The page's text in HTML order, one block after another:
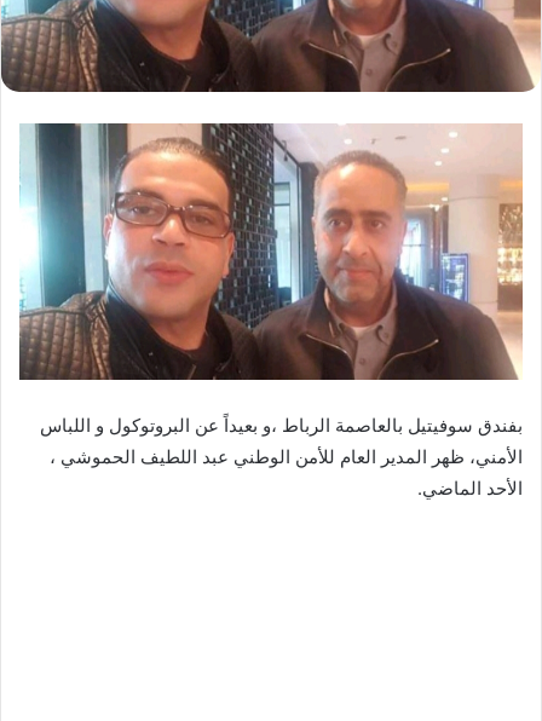
بفندق سوفيتيل بالعاصمة الرباط ،و بعيداً عن البروتوكول و اللباس
الأمني، ظهر المدير العام للأمن الوطني عبد اللطيف الحموشي ،
الأحد الماضي.